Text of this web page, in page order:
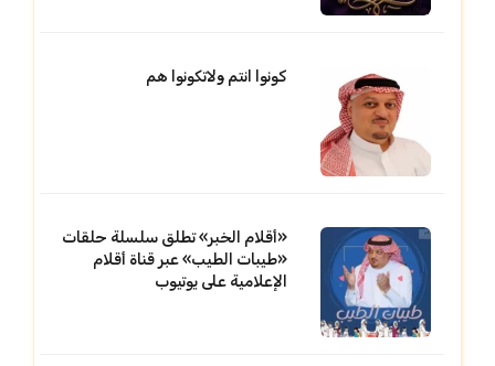
كونوا انتم ولاتكونوا هم
«أقلام الخبر» تطلق سلسلة حلقات
«طيبات الطيب» عبر قناة أقلام
الإعلامية على يوتيوب